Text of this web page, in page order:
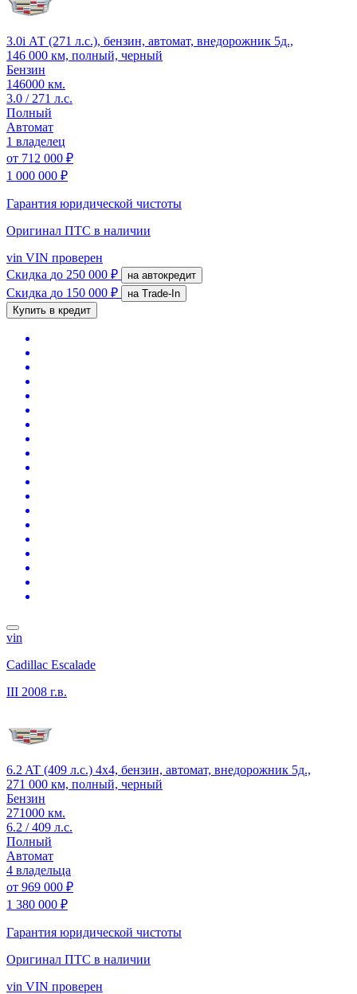
3.0i АТ (271 л.с.), бензин, автомат, внедорожник 5д.,
146 000 км, полный, черный
Бензин
146000 км.
3.0 / 271 л.с.
Полный
Автомат
1 владелец
от 712 000 ₽
1 000 000 ₽
Гарантия юридической чистоты
Оригинал ПТС в наличии
vin VIN проверен
Скидка до 250 000 ₽ на автокредит
Скидка до 150 000 ₽
на Trade-In
Купить в кредит
vin
Cadillac Escalade
III 2008 г.в.
6.2 AT (409 л.с.) 4x4, бензин, автомат, внедорожник 5д.,
271 000 км, полный, черный
Бензин
271000 км.
6.2 / 409 л.с.
Полный
Автомат
4 владельца
от 969 000 ₽
1 380 000 ₽
Гарантия юридической чистоты
Оригинал ПТС в наличии
vin VIN проверен